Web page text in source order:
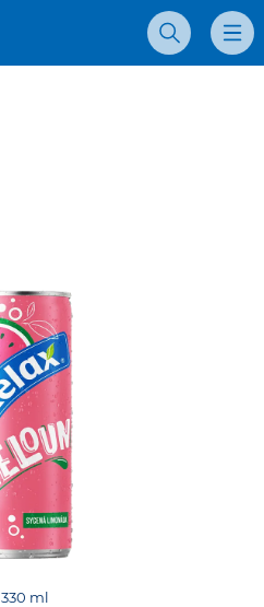
Vyhľadávanie
330 ml